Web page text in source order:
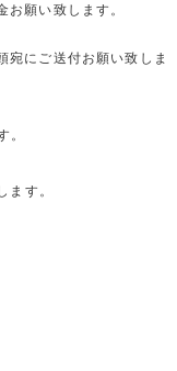
お願い致します。
宛にご送付お願い致しま
。
ます。